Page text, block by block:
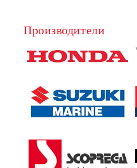
Производители